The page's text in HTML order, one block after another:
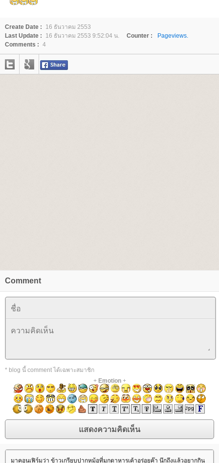
Create Date :
16 ธันวาคม 2553
Last Update :
16 ธันวาคม 2553 9:52:04 น. Counter :
Pageviews.
Comments : 4
Comment
* blog นี้ comment ได้เฉพาะสมาชิก
+ Emotion+
มาคอนเฟิร์มว่า ข้าวเกรียบปากหม้อที่มุกดาหารเค้าอร่อยค๊า นึกถึงแล้วอยากกิน